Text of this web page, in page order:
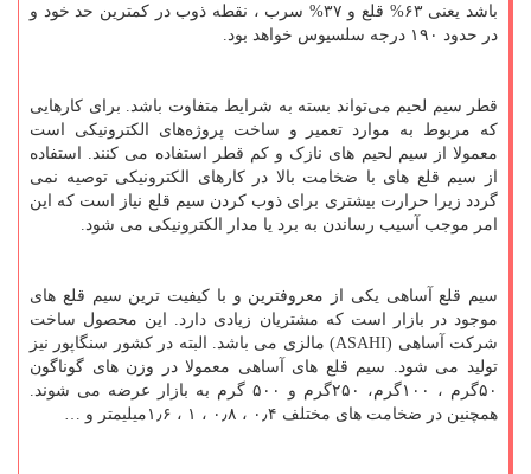
باشد یعنی ۶۳% قلع و ۳۷% سرب ، نقطه ذوب در کمترین حد خود و
در حدود ۱۹۰ درجه سلسیوس خواهد بود.
قطر سیم لحیم می‌تواند بسته به شرایط متفاوت باشد. برای کارهایی
که مربوط به موارد تعمیر و ساخت پروژه‌های الکترونیکی است
معمولا از سیم لحیم های نازک و کم قطر استفاده می کنند. استفاده
از سیم قلع های با ضخامت بالا در کارهای الکترونیکی توصیه نمی
گردد زیرا حرارت بیشتری برای ذوب کردن سیم قلع نیاز است که این
امر موجب آسیب رساندن به برد یا مدار الکترونیکی می شود.
سیم قلع آساهی یکی از معروفترین و با کیفیت ترین سیم قلع های
موجود در بازار است که مشتریان زیادی دارد. این محصول ساخت
شرکت آساهی (ASAHI) مالزی می باشد. البته در کشور سنگاپور نیز
تولید می شود. سیم قلع های آساهی معمولا در وزن های گوناگون
۵۰گرم ، ۱۰۰گرم، ۲۵۰گرم و ۵۰۰ گرم به بازار عرضه می شوند.
همچنین در ضخامت های مختلف ۰٫۴ ، ۰٫۸ ، ۱ ، ۱٫۶میلیمتر و …